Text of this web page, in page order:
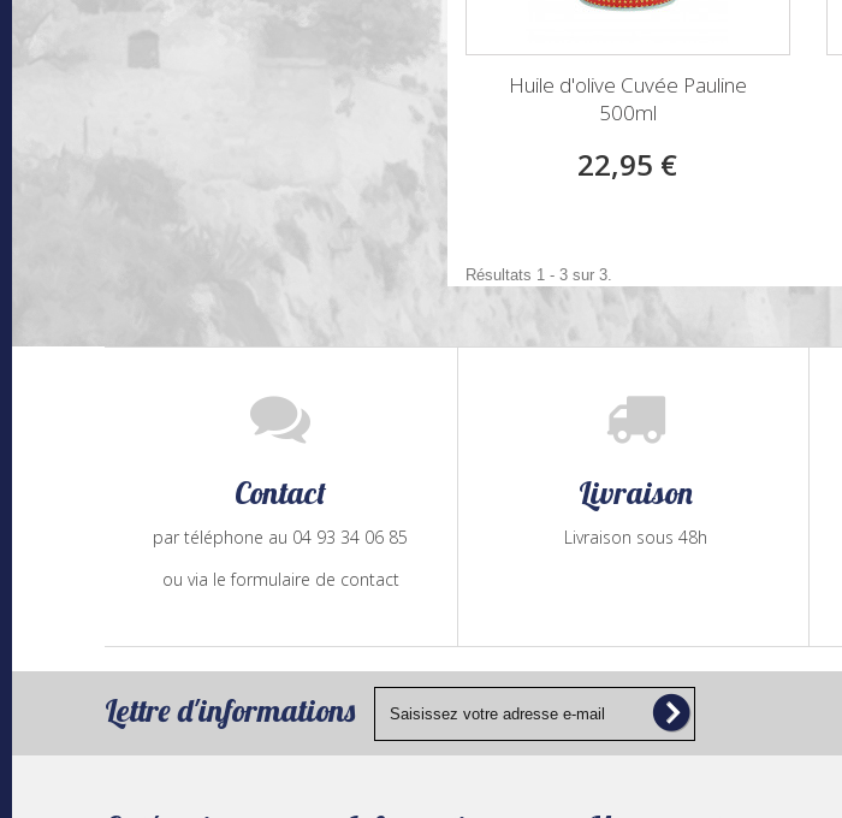
Huile d'olive Cuvée Pauline
500ml
22,95 €
Résultats 1 - 3 sur 3.
Contact
par téléphone au 04 93 34 06 85
ou via le formulaire de contact
Livraison
Livraison sous 48h
Lettre d'informations